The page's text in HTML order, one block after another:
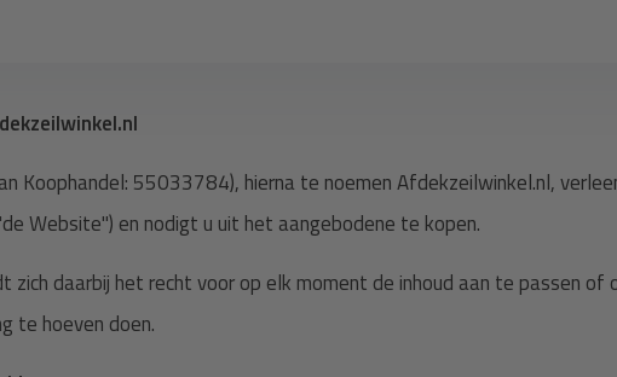
Koophandel: 55033784), hierna te noemen Afdekzeilwinkel.nl,
Website") en nodigt u uit het aangebodene te kopen.
zich daarbij het recht voor op elk moment de inhoud aan te passen of
te hoeven doen.